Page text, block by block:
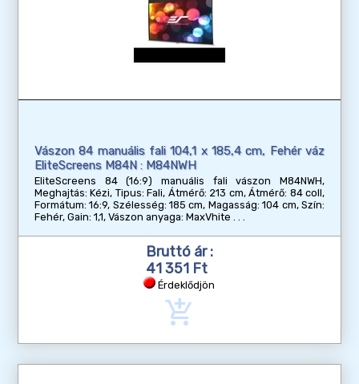
Vászon 84 manuális fali 104,1 x 185,4 cm, Fehér váz
EliteScreens M84N : M84NWH
EliteScreens 84 (16:9) manuális fali vászon M84NWH,
Meghajtás: Kézi, Tipus: Fali, Átmérő: 213 cm, Átmérő: 84 coll,
Formátum: 16:9, Szélesség: 185 cm, Magasság: 104 cm, Szín:
Fehér, Gain: 1,1, Vászon anyaga: MaxVhite
Bruttó ár :
41 351 Ft
Érdeklődjön
add_shopping_cart